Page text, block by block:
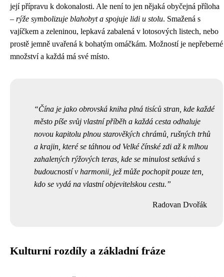
její přípravu k dokonalosti. Ale není to jen nějaká obyčejná příloha
– rýže symbolizuje blahobyt a spojuje lidi u stolu. Smažená s
vajíčkem a zeleninou, lepkavá zabalená v lotosových listech, nebo
prostě jemně uvařená k bohatým omáčkám. Možností je nepřeberné
množství a každá má své místo.
Čína je jako obrovská kniha plná tisíců stran, kde každé
město píše svůj vlastní příběh a každá cesta odhaluje
novou kapitolu plnou starověkých chrámů, rušných trhů
a krajin, které se táhnou od Velké čínské zdi až k mlhou
zahalených rýžových teras, kde se minulost setkává s
budoucností v harmonii, jež může pochopit pouze ten,
kdo se vydá na vlastní objevitelskou cestu.
Radovan Dvořák
Kulturní rozdíly a základní fráze